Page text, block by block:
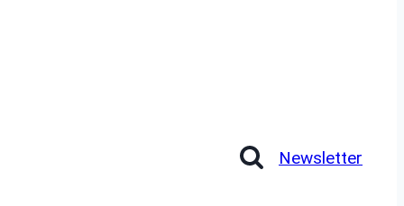
Newsletter